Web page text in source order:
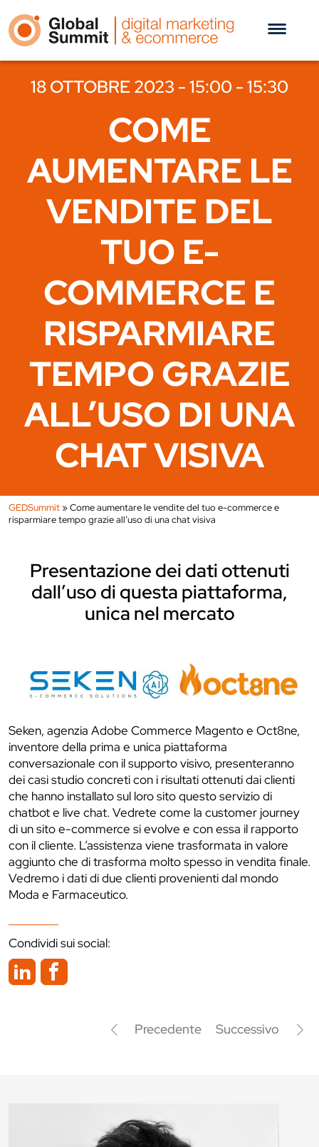
18 OTTOBRE 2023 - 15:00 - 15:30
COME
AUMENTARE LE
VENDITE DEL
TUO E-
COMMERCE E
RISPARMIARE
TEMPO GRAZIE
ALL’USO DI UNA
CHAT VISIVA
GEDSummit»Come aumentare le vendite del tuo e-commerce e
risparmiare tempo grazie all’uso di una chat visiva
Presentazione dei dati ottenuti
dall’uso di questa piattaforma,
unica nel mercato
Seken, agenzia Adobe Commerce Magento e Oct8ne,
inventore della prima e unica piattaforma
conversazionale con il supporto visivo, presenteranno
dei casi studio concreti con i risultati ottenuti dai clienti
che hanno installato sul loro sito questo servizio di
chatbot e live chat. Vedrete come la customer journey
di un sito e-commerce si evolve e con essa il rapporto
con il cliente. L’assistenza viene trasformata in valore
aggiunto che di trasforma molto spesso in vendita finale.
Vedremo i dati di due clienti provenienti dal mondo
Moda e Farmaceutico.
Condividi sui social:
Precedente Successivo